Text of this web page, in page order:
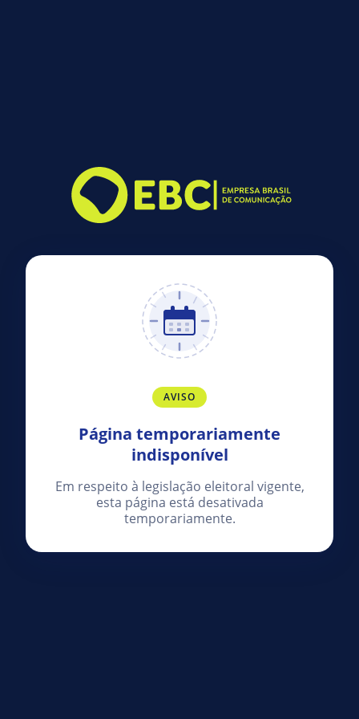
AVISO
Página temporariamente
indisponível
Em respeito à legislação eleitoral vigente,
esta página está desativada
temporariamente.